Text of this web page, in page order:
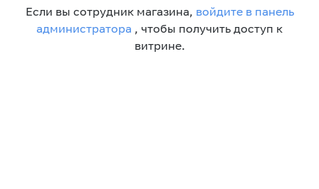
Если вы сотрудник магазина, войдите в панель
администратора , чтобы получить доступ к
витрине.